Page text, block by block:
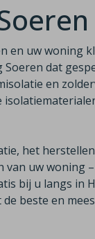
en uw woning
dat
en
het
uw woning
bij u langs in
beste en